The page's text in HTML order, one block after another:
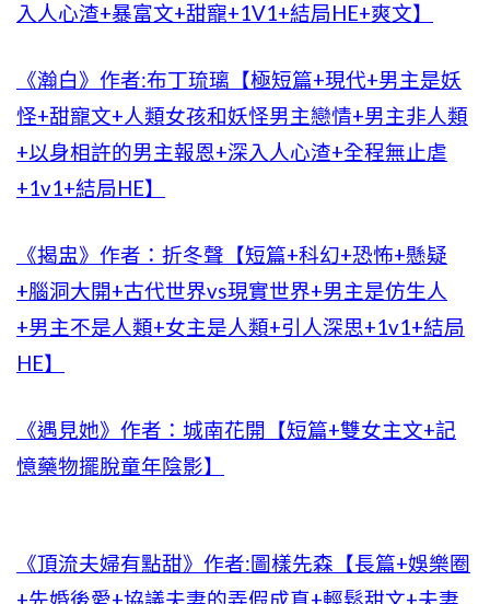
入人心渣+暴富文+甜寵+1V1+結局HE+爽文】
《瀚白》作者:布丁琉璃【極短篇+現代+男主是妖
怪+甜寵文+人類女孩和妖怪男主戀情+男主非人類
+以身相許的男主報恩+深入人心渣+全程無止虐
+1v1+結局HE】
《揭盅》作者：折冬聲【短篇+科幻+恐怖+懸疑
+腦洞大開+古代世界vs現實世界+男主是仿生人
+男主不是人類+女主是人類+引人深思+1v1+結局
HE】
《遇見她》作者：城南花開【短篇+雙女主文+記
憶藥物擺脫童年陰影】
《頂流夫婦有點甜》作者:圖樣先森【長篇+娛樂圈